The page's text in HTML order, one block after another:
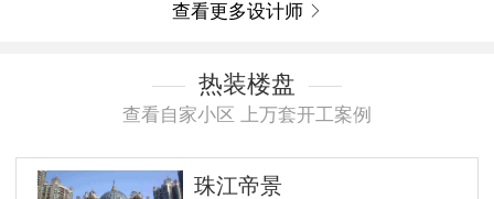
查看更多设计师 
热装楼盘
查看自家小区 上万套开工案例
珠江帝景